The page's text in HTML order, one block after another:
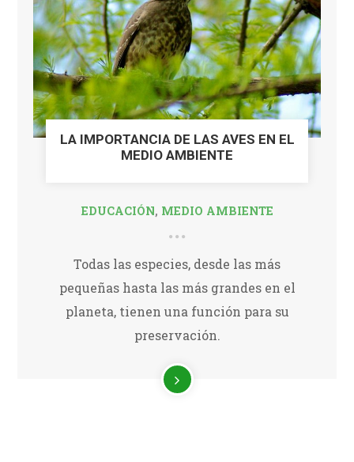
LA IMPORTANCIA DE LAS AVES EN EL
MEDIO AMBIENTE
EDUCACIÓN, MEDIO AMBIENTE
Todas las especies, desde las más
pequeñas hasta las más grandes en el
planeta, tienen una función para su
preservación.